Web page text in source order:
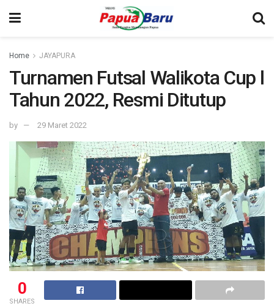
Home JAYAPURA
Turnamen Futsal Walikota Cup l
Tahun 2022, Resmi Ditutup
by 29 Maret 2022
0
SHARES